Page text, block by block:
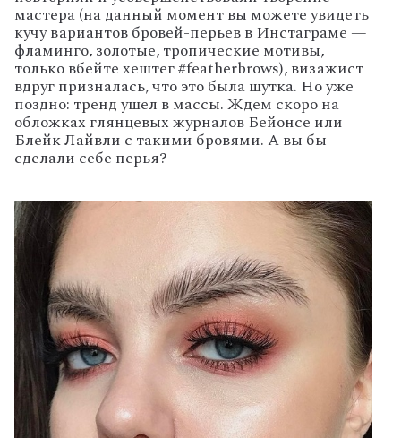
мастера (на данный момент вы можете увидеть
кучу вариантов бровей-перьев в Инстаграме —
фламинго, золотые, тропические мотивы,
только вбейте хештег #featherbrows), визажист
вдруг призналась, что это была шутка. Но уже
поздно: тренд ушел в массы. Ждем скоро на
обложках глянцевых журналов Бейонсе или
Блейк Лайвли с такими бровями. А вы бы
сделали себе перья?